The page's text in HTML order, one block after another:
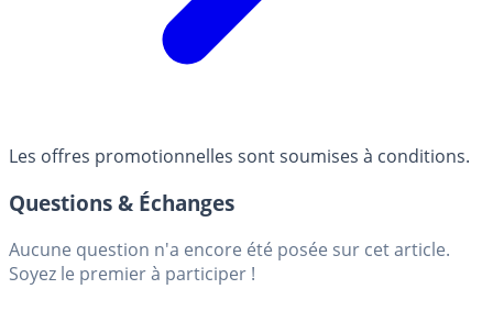
Les offres promotionnelles sont soumises à conditions.
Questions & Échanges
Aucune question n'a encore été posée sur cet article.
Soyez le premier à participer !